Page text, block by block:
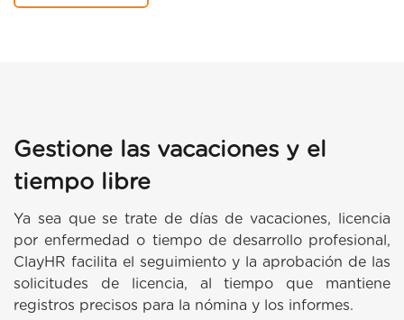
Gestione las vacaciones y el
tiempo libre
Ya sea que se trate de días de vacaciones, licencia
por enfermedad o tiempo de desarrollo profesional,
ClayHR facilita el seguimiento y la aprobación de las
solicitudes de licencia, al tiempo que mantiene
registros precisos para la nómina y los informes.